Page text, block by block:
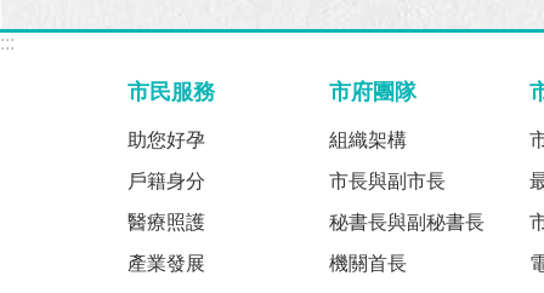
:::
市民服務
助您好孕
戶籍身分
醫療照護
產業發展
市府團隊
組織架構
市長與副市長
秘書長與副秘書長
機關首長